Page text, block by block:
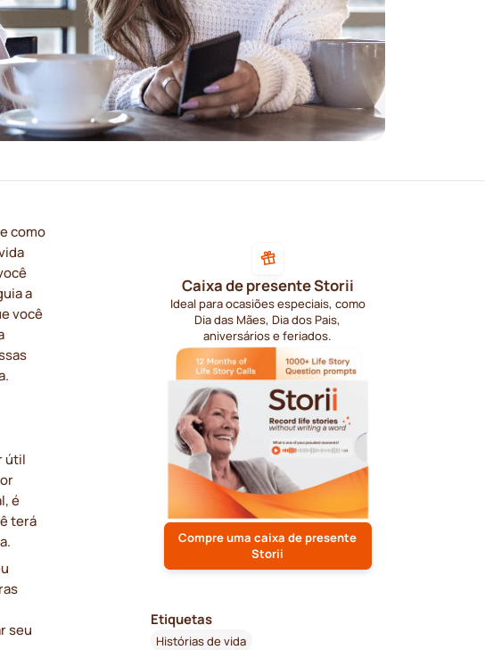
como
a
você
útil
é
terá
seu
Caixa de presente Storii
Ideal para ocasiões especiais, como
Dia das Mães, Dia dos Pais,
aniversários e feriados.
Compre uma caixa de presente
Storii
Etiquetas
Histórias de vida